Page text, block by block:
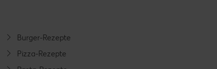
Burger-Rezepte
Pizza-Rezepte